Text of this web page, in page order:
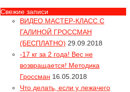
Свежие записи
ВИДЕО МАСТЕР-КЛАСС С
ГАЛИНОЙ ГРОССМАН
(БЕСПЛАТНО) 29.09.2018
-17 кг за 2 года! Вес не
возвращается! Методика
Гроссман 16.05.2018
Что делать, если у лежачего